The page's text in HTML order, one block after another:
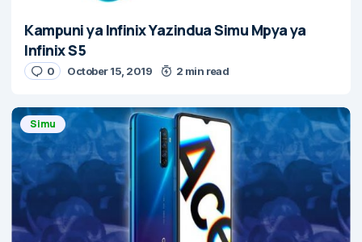
Kampuni ya Infinix Yazindua Simu Mpya ya
Infinix S5
0 October 15, 2019 2 min read
Simu